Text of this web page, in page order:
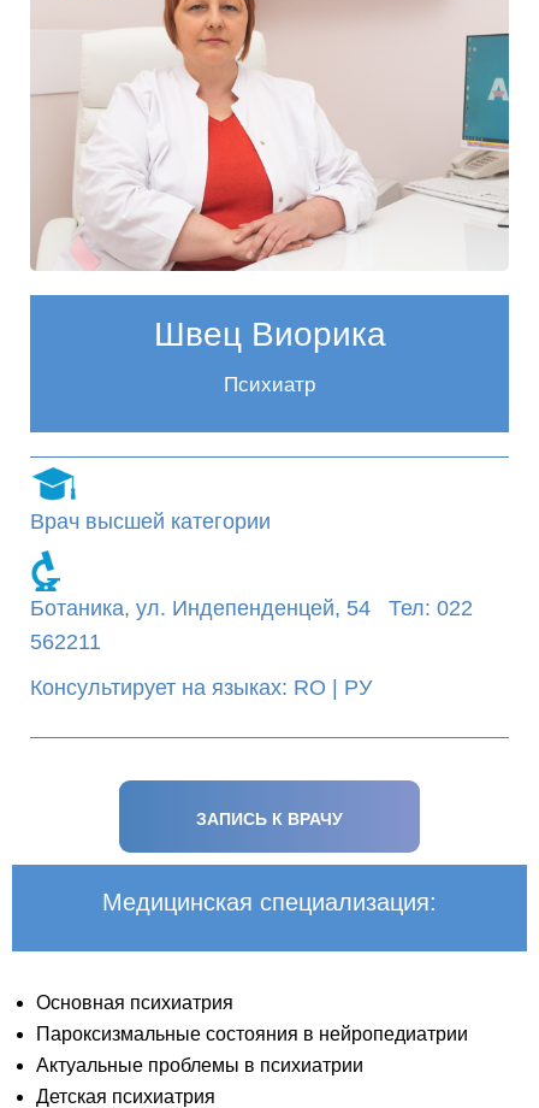
Швец Виорика
Психиатр
Врач высшей категории
Ботаника, ул. Индепенденцей, 54 Тел: 022
562211
Консультирует на языках: RO | РУ
ЗАПИСЬ К ВРАЧУ
Медицинская специализация:
Основная психиатрия
Пароксизмальные состояния в нейропедиатрии
Актуальные проблемы в психиатрии
Детская психиатрия